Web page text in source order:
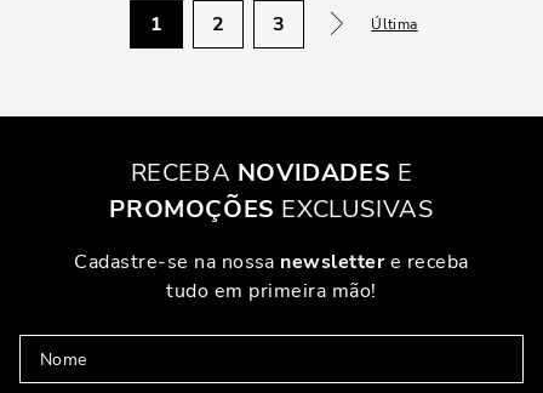
1 2 3 Última
RECEBA NOVIDADES E
PROMOÇÕES EXCLUSIVAS
Cadastre-se na nossa newslettere receba
tudo em primeira mão!